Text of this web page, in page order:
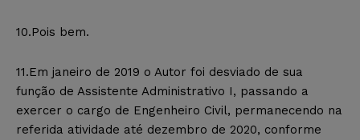
10.Pois bem.
11.Em janeiro de 2019 o Autor foi desviado de sua
função de Assistente Administrativo I, passando a
exercer o cargo de Engenheiro Civil, permanecendo na
referida atividade até dezembro de 2020, conforme